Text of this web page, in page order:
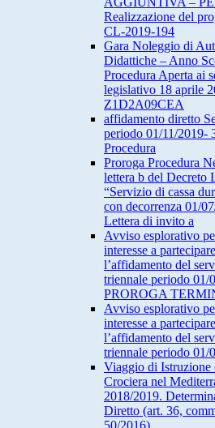
Realizzazione del
CL-2019-194
Gara Noleggio di
Didattiche – Anno
Procedura Aperta ai
legislativo 18 aprile
Z1D2A09CEA
affidamento diretto
periodo 01/11/2019-
Procedura
Proroga Procedura
lettera b del Decreto
“Servizio di cassa
con decorrenza 01/
Lettera di invito a
Avviso esplorativo
interesse a
l’affidamento del
triennale periodo 01/
PROROGA
Avviso esplorativo
interesse a
l’affidamento del
triennale periodo 01/
Viaggio di Istruzione
Crociera nel
2018/2019.
Diretto (art. 36,